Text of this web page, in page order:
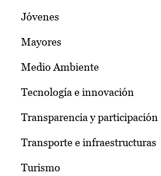
Jóvenes
Mayores
Medio Ambiente
Tecnología e innovación
Transparencia y participación
Transporte e infraestructuras
Turismo